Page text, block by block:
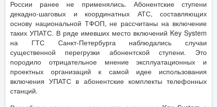
России ранее не применялись. Абонентские ступени
декадно-шаговых и координатных АТС, составляющих
основу национальной ТФОП, не рассчитаны на включение
таких УПАТС. В ряде имевших место включений Key System
на ГТС Санкт-Петербурга наблюдались случаи
существенной перегрузки абонентской ступени. Это
породило отрицательное мнение эксплуатационных и
проектных организаций к самой идее использования
включения УПАТС в абонентские комплекты телефонных
станций.